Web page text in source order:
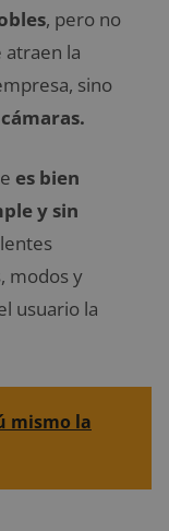
, pero no
atraen la
sino
es bien
y sin
modos y
usuario la
mismo la